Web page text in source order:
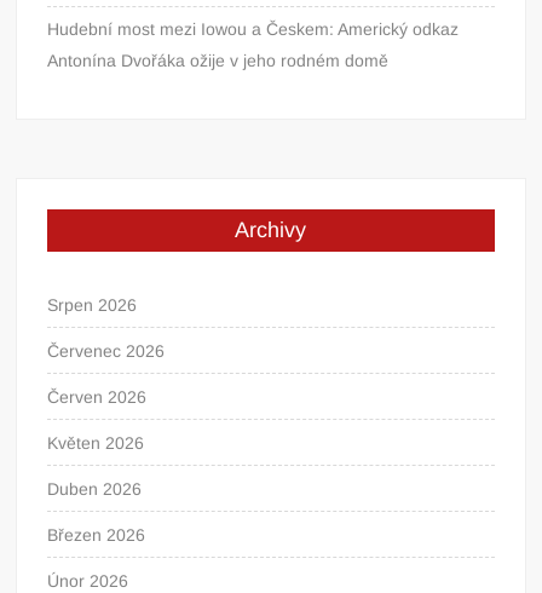
Hudební most mezi Iowou a Českem: Americký odkaz
Antonína Dvořáka ožije v jeho rodném domě
Archivy
Srpen 2026
Červenec 2026
Červen 2026
Květen 2026
Duben 2026
Březen 2026
Únor 2026